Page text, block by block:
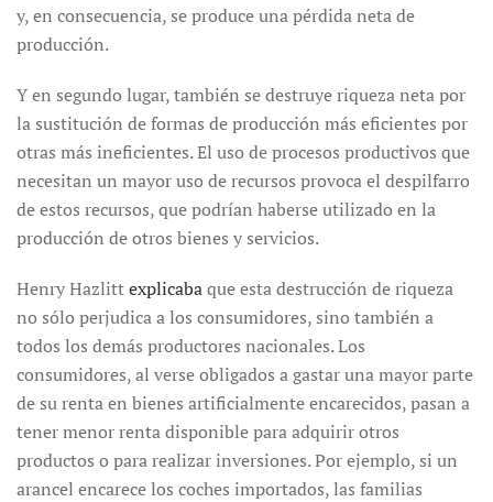
y, en consecuencia, se produce una pérdida neta de
producción.
Y en segundo lugar, también se destruye riqueza neta por
la sustitución de formas de producción más eficientes por
otras más ineficientes. El uso de procesos productivos que
necesitan un mayor uso de recursos provoca el despilfarro
de estos recursos, que podrían haberse utilizado en la
producción de otros bienes y servicios.
Henry Hazlittexplicabaque esta destrucción de riqueza
no sólo perjudica a los consumidores, sino también a
todos los demás productores nacionales. Los
consumidores, al verse obligados a gastar una mayor parte
de su renta en bienes artificialmente encarecidos, pasan a
tener menor renta disponible para adquirir otros
productos o para realizar inversiones. Por ejemplo, si un
arancel encarece los coches importados, las familias